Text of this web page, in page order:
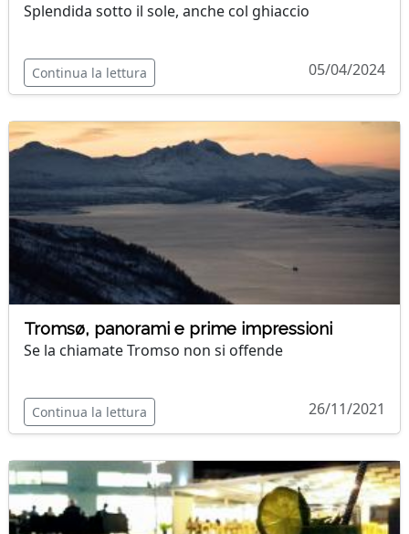
Splendida sotto il sole, anche col ghiaccio
Continua la lettura 05/04/2024
Tromsø, panorami e prime impressioni
Se la chiamate Tromso non si offende
Continua la lettura 26/11/2021